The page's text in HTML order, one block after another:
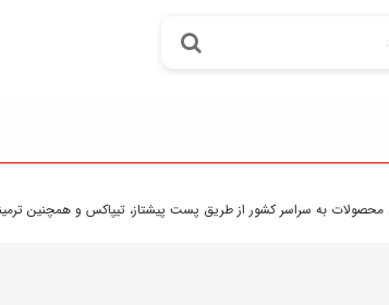
به سراسر کشور از طريق پست پيشتاز، تيپاکس و همچنين ترمينال